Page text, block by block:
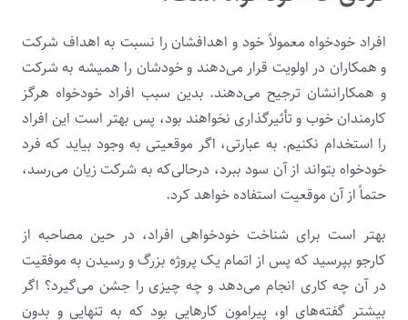
افراد خودخواه معمولاً خود و اهدافشان را نسبت به اهداف شرکت
و همکاران در اولویت قرار می‌دهند و خودشان را همیشه به شرکت
و همکارانشان ترجیح می‌دهند. بدین سبب افراد خودخواه هرگز
کارمندان خوب و تأثیرگذاری نخواهند بود، پس بهتر است این افراد
را استخدام نکنیم. به عبارتی، اگر موقعیتی به وجود بیاید که فرد
خودخواه بتواند از آن سود ببرد، درحالی‌که به شرکت زیان می‌رسد،
حتماً از آن موقعیت استفاده خواهد کرد.
بهتر است برای شناخت خودخواهی افراد، در حین مصاحبه از
کارجو بپرسید که پس از اتمام یک پروژه بزرگ و رسیدن به موفقیت
در آن چه کاری انجام می‌دهد و چه چیزی را جشن می‌گیرد؟ اگر
بیشتر گفته‌های او، پیرامون کارهایی بود که به تنهایی و بدون